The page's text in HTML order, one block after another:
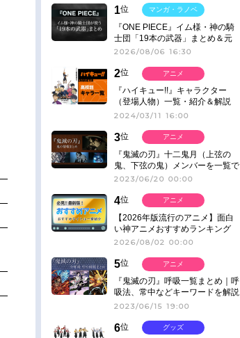
1位
『ONE PIECE』イム様・神の騎
士団「19本の武器」まとめ＆元
ネタ
2026/08/06 16:30
マンガ・ラノベ
2位
『ハイキュー!!』キャラクター
（登場人物）一覧・紹介＆解説
2024/03/11 16:00
アニメ
3位
『鬼滅の刃』十二鬼月（上弦の
鬼、下弦の鬼）メンバーを一覧で
紹介＆解説（登場鬼の情報まと
2023/06/20 00:00
アニメ
4位
【2026年版流行のアニメ】面白
い神アニメおすすめランキング
【名作・話題作】｜ジャンル別人
2026/08/02 00:00
アニメ
5位
『鬼滅の刃』呼吸一覧まとめ｜呼
吸法、常中などキーワードを解説
2023/06/15 19:00
アニメ
6位
グッズ